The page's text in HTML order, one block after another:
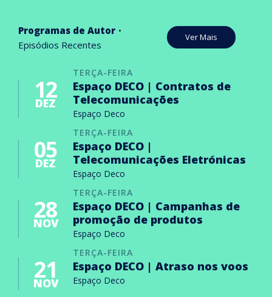
Programas de Autor
Episódios Recentes
Ver Mais
TERÇA-FEIRA
12
DEZ
Espaço DECO | Contratos de
Telecomunicações
Espaço Deco
TERÇA-FEIRA
05
DEZ
Espaço DECO |
Telecomunicações Eletrónicas
Espaço Deco
TERÇA-FEIRA
28
NOV
Espaço DECO | Campanhas de
promoção de produtos
Espaço Deco
TERÇA-FEIRA
21
NOV
Espaço DECO | Atraso nos voos
Espaço Deco